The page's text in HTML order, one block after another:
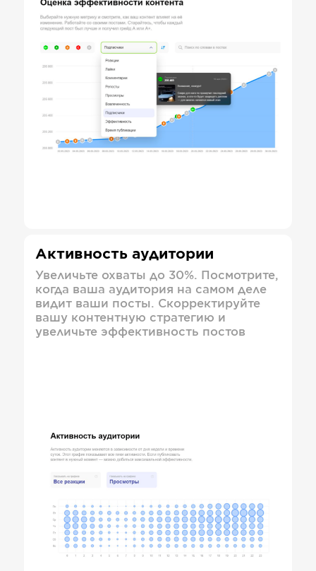
Активность аудитории
Увеличьте охваты до 30%. Посмотрите,
когда ваша аудитория на самом деле
видит ваши посты. Скорректируйте
вашу контентную стратегию и
увеличьте эффективность постов